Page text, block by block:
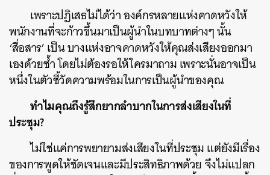
เพราะปฏิเสธไม่ได้ว่า องค์กรหลายแห่งคาดหวังให้
พนักงานที่จะก้าวขึ้นมาเป็นผู้นำในบทบาทต่างๆ นั้น
‘สื่อสาร’ เป็น บางแห่งอาจคาดหวังให้คุณส่งเสียงออกมา
เองด้วยซ้ำ โดยไม่ต้องรอให้ใครมาถาม เพราะนั่นอาจเป็น
หนึ่งในตัวชี้วัดความพร้อมในการเป็นผู้นำของคุณ
ทำไมคุณถึงรู้สึกยากลำบากในการส่งเสียงในที่
ประชุม?
ไม่ใช่แค่การพยายามส่งเสียงในที่ประชุม แต่ยังมีเรื่อง
ของการพูดให้ชัดเจนและมีประสิทธิภาพด้วย จึงไม่แปลก